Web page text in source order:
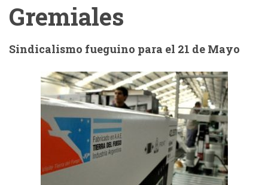
Gremiales
Sindicalismo fueguino para el 21 de Mayo